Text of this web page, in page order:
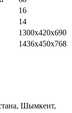
16
14
1300х420х690
1436х450х768
Шымкент,